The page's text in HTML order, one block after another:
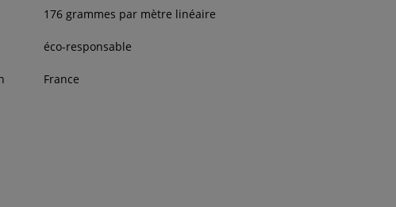
176 grammes par mètre linéaire
éco-responsable
France